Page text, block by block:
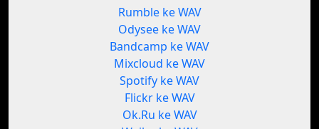
Rumble ke WAV
Odysee ke WAV
Bandcamp ke WAV
Mixcloud ke WAV
Spotify ke WAV
Flickr ke WAV
Ok.Ru ke WAV